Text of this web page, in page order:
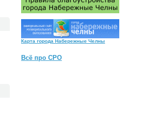
Карта города Набережные Челны
Всё про СРО